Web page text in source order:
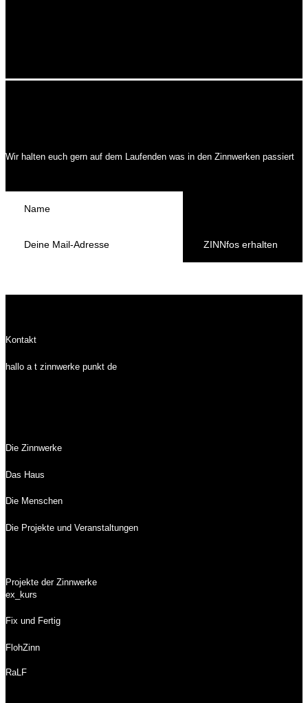
Wir halten euch gern auf dem Laufenden was in den Zinnwerken passiert
ZINNfos erhalten
Kontakt
hallo a t zinnwerke punkt de
Die Zinnwerke
Das Haus
Die Menschen
Die Projekte und Veranstaltungen
Projekte der Zinnwerke
ex_kurs
Fix und Fertig
FlohZinn
RaLF